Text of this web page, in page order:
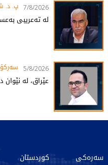
7/8/2026 پ. د.
لە تەعریبی
5/8/2026
عێراق، لە
سەرەکی
کوردستان